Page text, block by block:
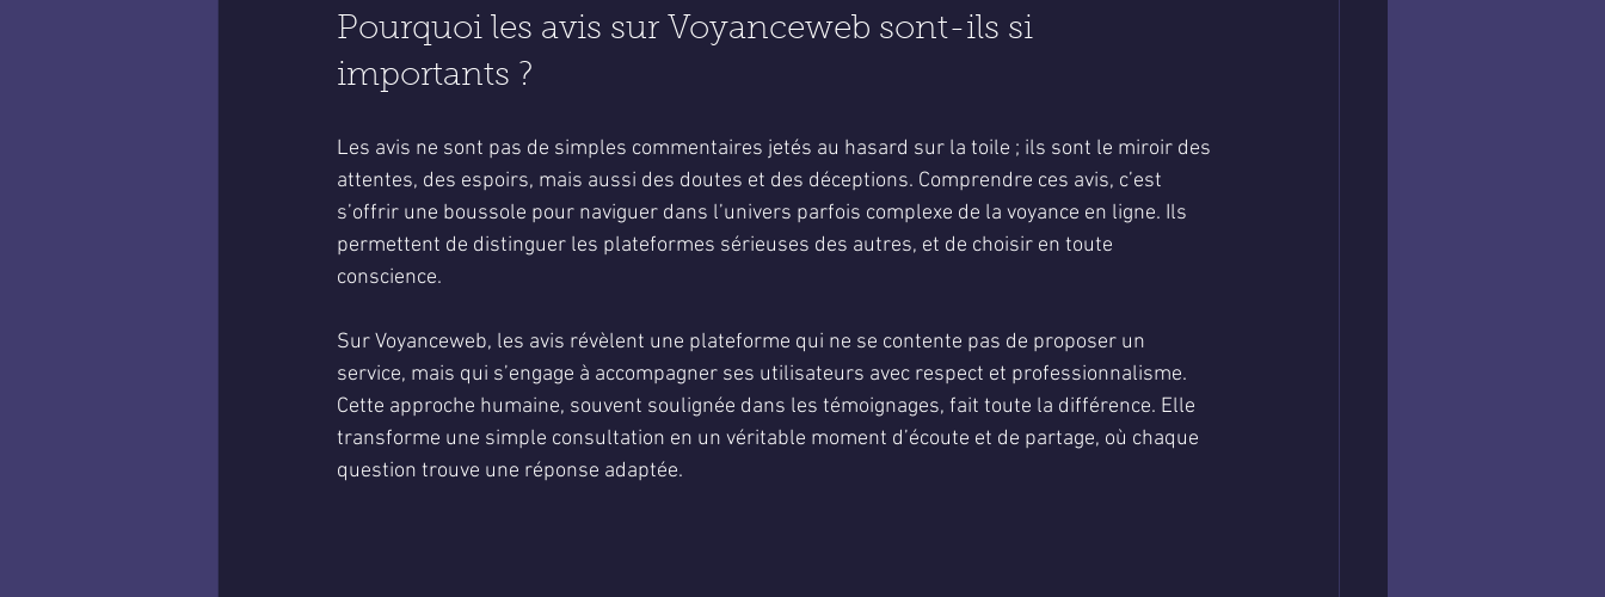
Pourquoi les avis sur Voyanceweb sont-ils si
importants ?
Les avis ne sont pas de simples commentaires jetés au hasard sur la toile ; ils sont le miroir des
attentes, des espoirs, mais aussi des doutes et des déceptions. Comprendre ces avis, c’est
s’offrir une boussole pour naviguer dans l’univers parfois complexe de la voyance en ligne. Ils
permettent de distinguer les plateformes sérieuses des autres, et de choisir en toute
conscience.
Sur Voyanceweb, les avis révèlent une plateforme qui ne se contente pas de proposer un
service, mais qui s’engage à accompagner ses utilisateurs avec respect et professionnalisme.
Cette approche humaine, souvent soulignée dans les témoignages, fait toute la différence. Elle
transforme une simple consultation en un véritable moment d’écoute et de partage, où chaque
question trouve une réponse adaptée.